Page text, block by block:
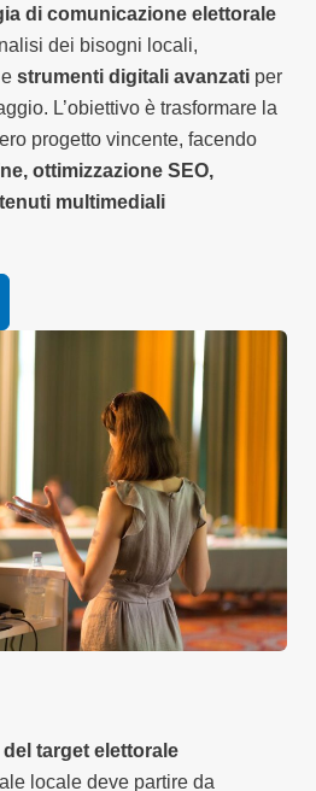
di comunicazione elettorale
dei bisogni locali,
strumenti digitali avanzati per
L’obiettivo è trasformare la
progetto vincente, facendo
ottimizzazione SEO,
multimediali
target elettorale
locale deve partire da